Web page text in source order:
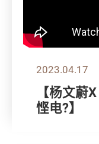
2023.04.17
【杨文蔚
悭电?】